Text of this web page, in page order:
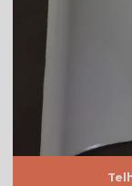
Telha celote preço
Telha de cimento
Telha de cimento
Telha de cimento
Telha de cimento